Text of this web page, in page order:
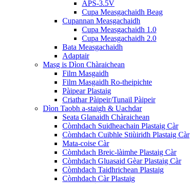
APS-3.5V
Cupa Measgachaidh Beag
Cupannan Measgachaidh
Cupa Measgachaidh 1.0
Cupa Measgachaidh 2.0
Bata Measgachaidh
Adaptair
Masg is Dìon Chàraichean
Film Masgaidh
Film Masgaidh Ro-theipichte
Pàipear Plastaig
Criathar Pàipeir/Tunail Pàipeir
Dìon Taobh a-staigh & Uachdar
Seata Glanaidh Chàraichean
Còmhdach Suidheachain Plastaig Càr
Còmhdach Cuibhle Stiùiridh Plastaig Càr
Mata-coise Càr
Còmhdach Breic-làimhe Plastaig Càr
Còmhdach Gluasaid Gèar Plastaig Càr
Còmhdach Taidhrichean Plastaig
Còmhdach Càr Plastaig